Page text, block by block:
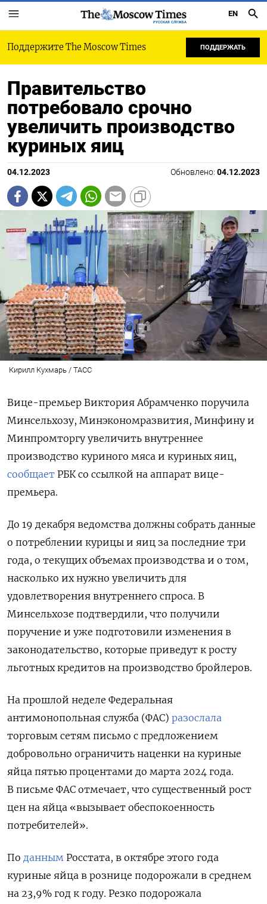
РУССКАЯ СЛУЖБА
EN
Поддержите The Moscow Times ПОДДЕРЖАТЬ
Правительство
потребовало срочно
увеличить производство
куриных яиц
04.12.2023 Обновлено: 04.12.2023
Кирилл Кухмарь / ТАСС
Вице-премьер Виктория Абрамченко поручила
Минсельхозу, Минэкономразвития, Минфину и
Минпромторгу увеличить внутреннее
производство куриного мяса и куриных яиц,
сообщает РБК со ссылкой на аппарат вице-
премьера.
До 19 декабря ведомства должны собрать данные
о потреблении курицы и яиц за последние три
года, о текущих объемах производства и о том,
насколько их нужно увеличить для
удовлетворения внутреннего спроса. В
Минсельхозе подтвердили, что получили
поручение и уже подготовили изменения в
законодательство, которые приведут к росту
льготных кредитов на производство бройлеров.
На прошлой неделе Федеральная
антимонопольная служба (ФАС) разослала
торговым сетям письмо с предложением
добровольно ограничить наценки на куриные
яйца пятью процентами до марта 2024 года.
В письме ФАС отмечает, что существенный рост
цен на яйца «вызывает обеспокоенность
потребителей».
По данным Росстата, в октябре этого года
куриные яйца в рознице подорожали в среднем
на 23,9% год к году. Резко подорожала